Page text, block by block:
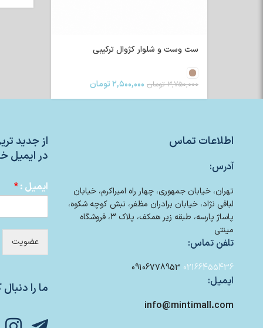
ست وست و شلوار کژوال ترکیبی
۳,۷۵۰,۰۰۰ تومان ۲,۵۰۰,۰۰۰تومان
اطلاعات تماس
آدرس:
تهران، خیابان جمهوری، چهار راه امیراکرم، خیابان
لبافی نژاد، خیابان برادران مظفر، نبش کوچه شکوه،
پاساژ پارسه، طبقه زیر همکف، پلاک 3، فروشگاه
مینتی
تلفن تماس:
02166455436
09106778953
ایمیل:
info@mintimall.com
از جدید
در ایمیل
ایمیل :*
عضویت
ما را دنبال